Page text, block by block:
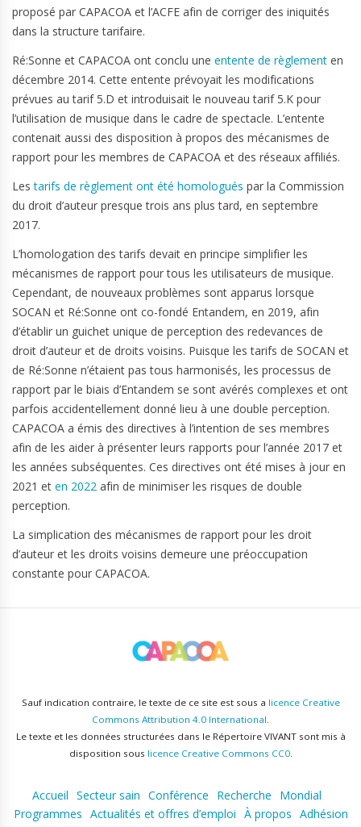
proposé par CAPACOA et l’ACFE afin de corriger des iniquités
dans la structure tarifaire.
Ré:Sonne et CAPACOA ont conclu une entente de règlement en
décembre 2014. Cette entente prévoyait les modifications
prévues au tarif 5.D et introduisait le nouveau tarif 5.K pour
l’utilisation de musique dans le cadre de spectacle. L’entente
contenait aussi des disposition à propos des mécanismes de
rapport pour les membres de CAPACOA et des réseaux affiliés.
Lestarifs de règlement ont été homologués par la Commission
du droit d’auteur presque trois ans plus tard, en septembre
2017.
L’homologation des tarifs devait en principe simplifier les
mécanismes de rapport pour tous les utilisateurs de musique.
Cependant, de nouveaux problèmes sont apparus lorsque
SOCAN et Ré:Sonne ont co-fondé Entandem, en 2019, afin
d’établir un guichet unique de perception des redevances de
droit d’auteur et de droits voisins. Puisque les tarifs de SOCAN et
de Ré:Sonne n’étaient pas tous harmonisés, les processus de
rapport par le biais d’Entandem se sont avérés complexes et ont
parfois accidentellement donné lieu à une double perception.
CAPACOA a émis des directives à l’intention de ses membres
afin de les aider à présenter leurs rapports pour l’année 2017 et
les années subséquentes. Ces directives ont été mises à jour en
2021 et en 2022 afin de minimiser les risques de double
perception.
La simplication des mécanismes de rapport pour les droit
d’auteur et les droits voisins demeure une préoccupation
constante pour CAPACOA.
Sauf indication contraire, le texte de ce site est sous a licence Creative
Commons Attribution 4.0 International
Le texte et les données structurées dans le Répertoire VIVANT sont mis à
disposition sous licence Creative Commons CC0.
Accueil Secteur sain Conférence Recherche
Mondial
Programmes Actualités et offres d’emploi À propos Adhésion